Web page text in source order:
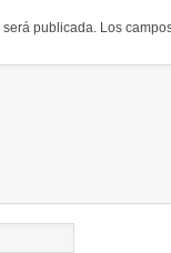
publicada. Los